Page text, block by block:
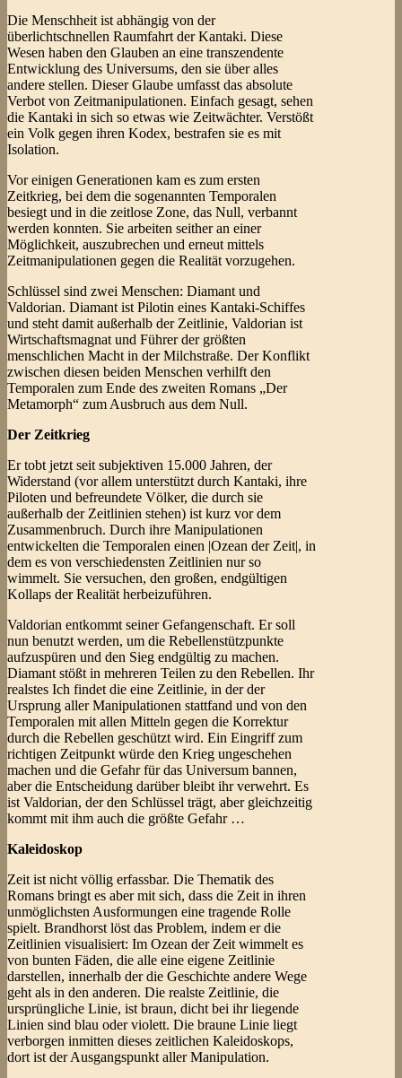
Die Menschheit ist abhängig von der
überlichtschnellen Raumfahrt der Kantaki. Diese
Wesen haben den Glauben an eine transzendente
Entwicklung des Universums, den sie über alles
andere stellen. Dieser Glaube umfasst das absolute
Verbot von Zeitmanipulationen. Einfach gesagt, sehen
die Kantaki in sich so etwas wie Zeitwächter. Verstößt
ein Volk gegen ihren Kodex, bestrafen sie es mit
Isolation.
Vor einigen Generationen kam es zum ersten
Zeitkrieg, bei dem die sogenannten Temporalen
besiegt und in die zeitlose Zone, das Null, verbannt
werden konnten. Sie arbeiten seither an einer
Möglichkeit, auszubrechen und erneut mittels
Zeitmanipulationen gegen die Realität vorzugehen.
Schlüssel sind zwei Menschen: Diamant und
Valdorian. Diamant ist Pilotin eines Kantaki-Schiffes
und steht damit außerhalb der Zeitlinie, Valdorian ist
Wirtschaftsmagnat und Führer der größten
menschlichen Macht in der Milchstraße. Der Konflikt
zwischen diesen beiden Menschen verhilft den
Temporalen zum Ende des zweiten Romans „Der
Metamorph“ zum Ausbruch aus dem Null.
Der Zeitkrieg
Er tobt jetzt seit subjektiven 15.000 Jahren, der
Widerstand (vor allem unterstützt durch Kantaki, ihre
Piloten und befreundete Völker, die durch sie
außerhalb der Zeitlinien stehen) ist kurz vor dem
Zusammenbruch. Durch ihre Manipulationen
entwickelten die Temporalen einen |Ozean der Zeit|, in
dem es von verschiedensten Zeitlinien nur so
wimmelt. Sie versuchen, den großen, endgültigen
Kollaps der Realität herbeizuführen.
Valdorian entkommt seiner Gefangenschaft. Er soll
nun benutzt werden, um die Rebellenstützpunkte
aufzuspüren und den Sieg endgültig zu machen.
Diamant stößt in mehreren Teilen zu den Rebellen. Ihr
realstes Ich findet die eine Zeitlinie, in der der
Ursprung aller Manipulationen stattfand und von den
Temporalen mit allen Mitteln gegen die Korrektur
durch die Rebellen geschützt wird. Ein Eingriff zum
richtigen Zeitpunkt würde den Krieg ungeschehen
machen und die Gefahr für das Universum bannen,
aber die Entscheidung darüber bleibt ihr verwehrt. Es
ist Valdorian, der den Schlüssel trägt, aber gleichzeitig
kommt mit ihm auch die größte Gefahr …
Kaleidoskop
Zeit ist nicht völlig erfassbar. Die Thematik des
Romans bringt es aber mit sich, dass die Zeit in ihren
unmöglichsten Ausformungen eine tragende Rolle
spielt. Brandhorst löst das Problem, indem er die
Zeitlinien visualisiert: Im Ozean der Zeit wimmelt es
von bunten Fäden, die alle eine eigene Zeitlinie
darstellen, innerhalb der die Geschichte andere Wege
geht als in den anderen. Die realste Zeitlinie, die
ursprüngliche Linie, ist braun, dicht bei ihr liegende
Linien sind blau oder violett. Die braune Linie liegt
verborgen inmitten dieses zeitlichen Kaleidoskops,
dort ist der Ausgangspunkt aller Manipulation.